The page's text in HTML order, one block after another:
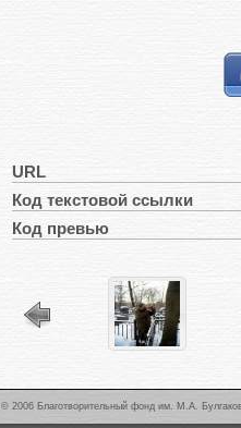
URL
Код текстовой ссылки
Код превью
© 2006 Благотворительный фонд им. М.А.